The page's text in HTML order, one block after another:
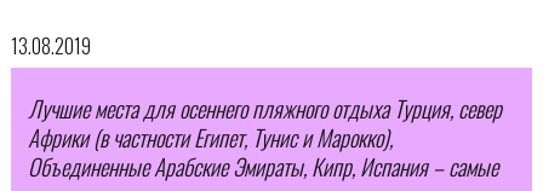
13.08.2019
Лучшие места для осеннего пляжного отдыха Турция, север
Африки (в частности Египет, Тунис и Марокко),
Объединенные Арабские Эмираты, Кипр, Испания – самые